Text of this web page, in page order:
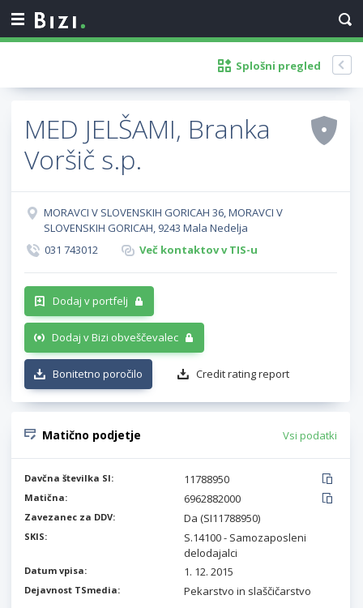
Splošni pregled
MED JELŠAMI, Branka
Voršič s.p.
MORAVCI V SLOVENSKIH GORICAH 36, MORAVCI V
SLOVENSKIH GORICAH, 9243 Mala Nedelja
031 743012
Več kontaktov v TIS-u
Dodaj v portfelj
Dodaj v Bizi obveščevalec
Bonitetno poročilo Credit rating report
Matično podjetje Vsi podatki
Davčna številka SI: 11788950
Matična: 6962882000
Zavezanec za DDV: Da (SI11788950)
SKIS:
S.14100 - Samozaposleni
delodajalci
Datum vpisa: 1. 12. 2015
Dejavnost TSmedia: Pekarstvo in slaščičarstvo